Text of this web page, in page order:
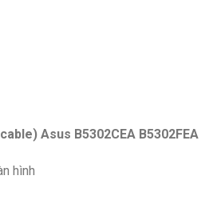
Asus B5302CEA B5302FEA
hình